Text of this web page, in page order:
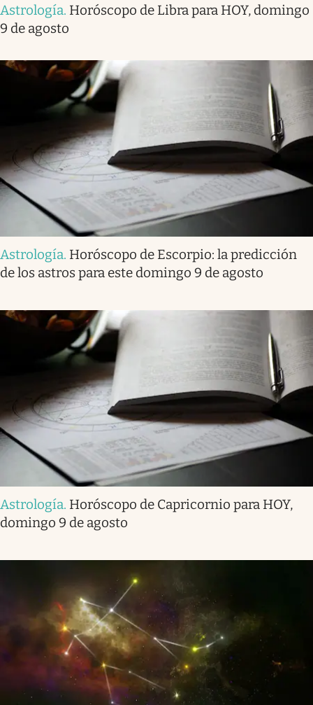
Astrología. Horóscopo de Libra para HOY, domingo
9 de agosto
Astrología. Horóscopo de Escorpio: la predicción
de los astros para este domingo 9 de agosto
Astrología. Horóscopo de Capricornio para HOY,
domingo 9 de agosto